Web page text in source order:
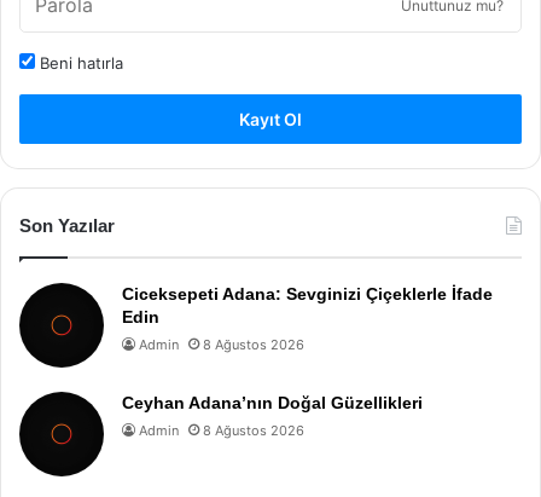
Unuttunuz mu?
Beni hatırla
Kayıt Ol
Son Yazılar
Ciceksepeti Adana: Sevginizi Çiçeklerle İfade
Edin
Admin 8 Ağustos 2026
Ceyhan Adana’nın Doğal Güzellikleri
Admin 8 Ağustos 2026